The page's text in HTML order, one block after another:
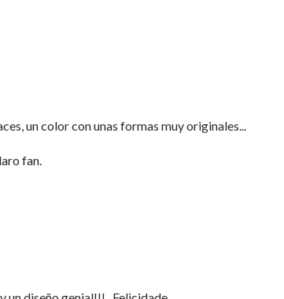
un color con unas formas muy originales...
fan.